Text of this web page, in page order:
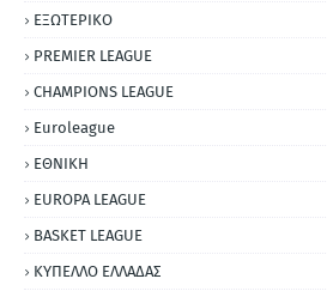
ΕΞΩΤΕΡΙΚΟ
PREMIER LEAGUE
CHAMPIONS LEAGUE
Euroleague
ΕΘΝΙΚΗ
EUROPA LEAGUE
BASKET LEAGUE
ΚΥΠΕΛΛΟ ΕΛΛΑΔΑΣ